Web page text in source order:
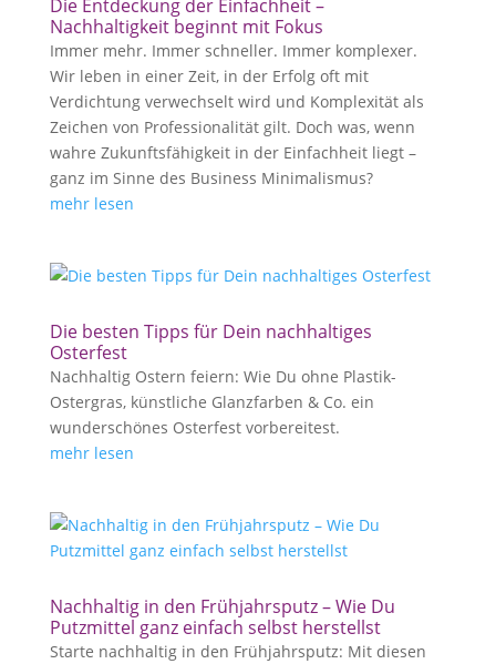
Die Entdeckung der Einfachheit –
Nachhaltigkeit beginnt mit Fokus
Immer mehr. Immer schneller. Immer komplexer.
Wir leben in einer Zeit, in der Erfolg oft mit
Verdichtung verwechselt wird und Komplexität als
Zeichen von Professionalität gilt. Doch was, wenn
wahre Zukunftsfähigkeit in der Einfachheit liegt –
ganz im Sinne des Business Minimalismus?
mehr lesen
Die besten Tipps für Dein nachhaltiges
Osterfest
Nachhaltig Ostern feiern: Wie Du ohne Plastik-
Ostergras, künstliche Glanzfarben & Co. ein
wunderschönes Osterfest vorbereitest.
mehr lesen
Nachhaltig in den Frühjahrsputz – Wie Du
Putzmittel ganz einfach selbst herstellst
Starte nachhaltig in den Frühjahrsputz: Mit diesen